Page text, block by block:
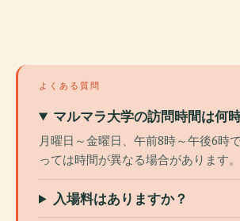
よくある質問
マルマラ大学の訪問時間は何
月曜日～金曜日、午前8時～午後6時
っては時間が異なる場合があります。
入場料はありますか？